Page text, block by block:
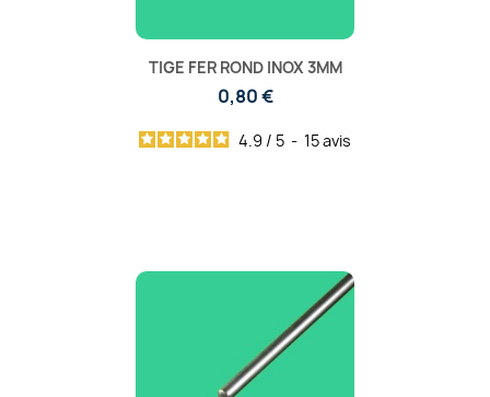
TIGE FER ROND INOX 3MM
0,80 €
4.9 / 5 - 15avis